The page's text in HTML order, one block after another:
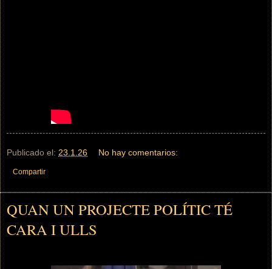
Publicado el: 23.1.26 No hay comentarios:
Compartir
QUAN UN PROJECTE POLÍTIC TÉ
CARA I ULLS